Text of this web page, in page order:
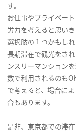
す。
お仕事やプライベー
労力を考えると思い
選択肢の１つかもしれ
長期滞在で観光をさ
ンスリーマンション
数で利用されるのも
で考えると、場合に
合もあります。
是非、東京都での滞